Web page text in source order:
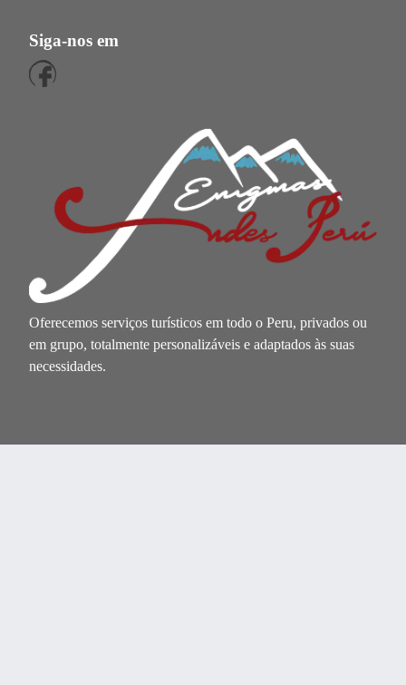
Siga-nos em
Oferecemos serviços turísticos em todo o Peru, privados ou
em grupo, totalmente personalizáveis e adaptados às suas
necessidades.